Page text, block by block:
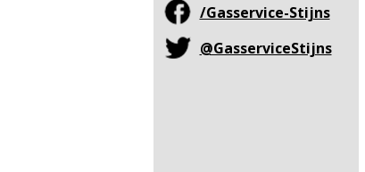
/Gasservice-Stijns
@GasserviceStijns